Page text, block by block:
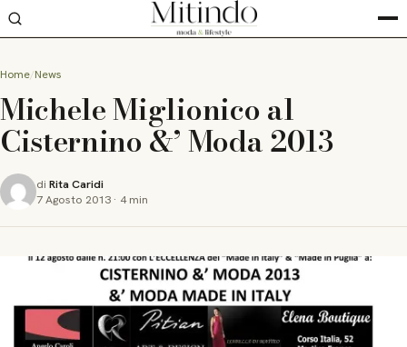
Home News
Michele Miglionico al
Cisternino &’ Moda 2013
di Rita Caridi
7 Agosto 2013 · 4 min